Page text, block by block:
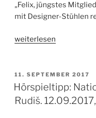
„Felix, jüngstes
mit Designer-Stühlen
„Hörspieltipp:
Von
Ulrich
Land.
weiterlesen
VERÖFFENTLICHT
AM
11. SEPTEMBER 2017
Hörspieltipp:
Rudiš.